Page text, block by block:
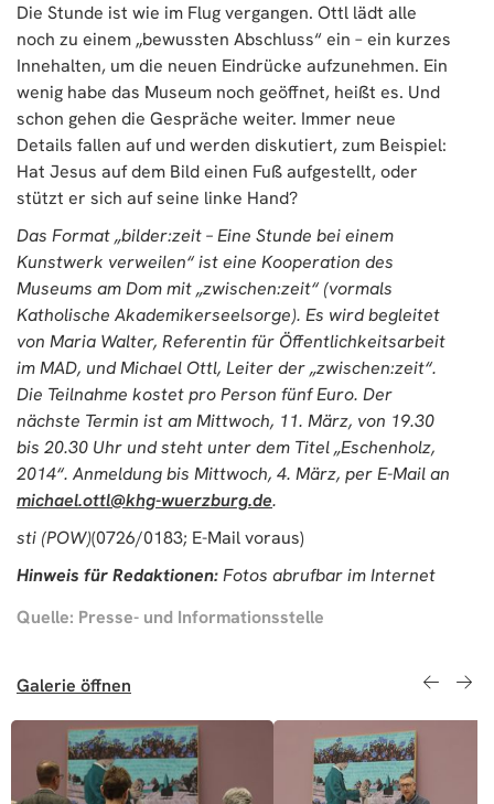
Die Stunde ist wie im Flug vergangen. Ottl lädt alle
noch zu einem „bewussten Abschluss“ ein – ein kurzes
Innehalten, um die neuen Eindrücke aufzunehmen. Ein
wenig habe das Museum noch geöffnet, heißt es. Und
schon gehen die Gespräche weiter. Immer neue
Details fallen auf und werden diskutiert, zum Beispiel:
Hat Jesus auf dem Bild einen Fuß aufgestellt, oder
stützt er sich auf seine linke Hand?
Das Format „bilder:zeit – Eine Stunde bei einem
Kunstwerk verweilen“ ist eine Kooperation des
Museums am Dom mit „zwischen:zeit“ (vormals
Katholische Akademikerseelsorge). Es wird begleitet
von Maria Walter, Referentin für Öffentlichkeitsarbeit
im MAD, und Michael Ottl, Leiter der „zwischen:zeit“.
Die Teilnahme kostet pro Person fünf Euro. Der
nächste Termin ist am Mittwoch, 11. März, von 19.30
bis 20.30 Uhr und steht unter dem Titel „Eschenholz,
2014“. Anmeldung bis Mittwoch, 4. März, per E-Mail an
michael.ottl@khg-wuerzburg.de.
sti (POW)(0726/0183; E-Mail voraus)
Hinweis für Redaktionen:Fotos abrufbar im Internet
Quelle: Presse- und Informationsstelle
Galerie öffnen